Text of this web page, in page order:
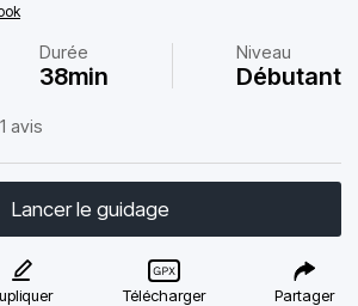
Durée
38min
Niveau
Débutant
1 avis
Lancer le guidage
Télécharger Partager